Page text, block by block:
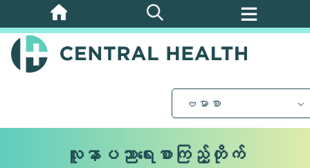
အဓိက
အကြောင်းအရာ
သို့
ဗမာစာ
လူနာပညာရေးစာကြည့်တိုက်